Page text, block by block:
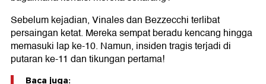
Sebelum kejadian, Vinales dan Bezzecchi terlibat
persaingan ketat. Mereka sempat beradu kencang hingga
memasuki lap ke-10. Namun, insiden tragis terjadi di
putaran ke-11 dan tikungan pertama!
Baca juga: